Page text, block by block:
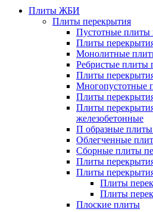
Плиты ЖБИ
Плиты перекрытия
Пустотные плиты
Плиты
Монолитные
Ребристые плиты
Плиты
Многопустотные
Плиты
Плиты
железобетонные
П образные
Облегченные
Сборные плиты
Плиты
Плиты
Плиты
Плиты
Плоские плиты